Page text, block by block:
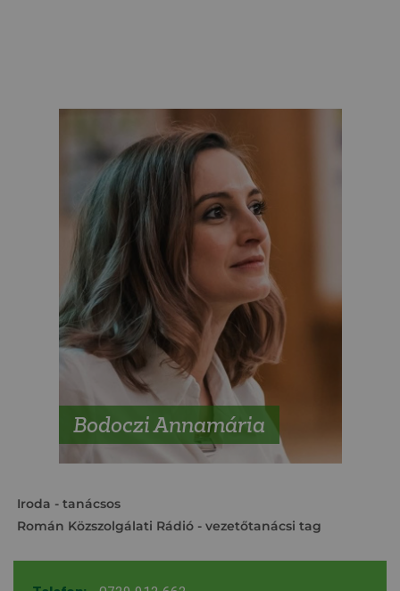
Bodoczi Annamária
Iroda - tanácsos
Román Közszolgálati Rádió - vezetőtanácsi tag